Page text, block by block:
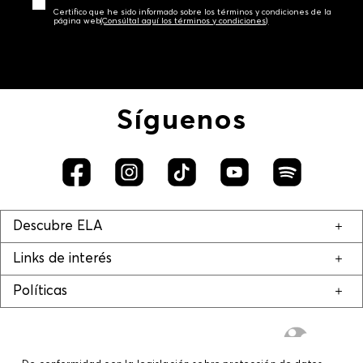
Certifico que he sido informado sobre los términos y condiciones de la
página web‎(Consúltal aquí los términos y condiciones)
Síguenos
Descubre ELA
Links de interés
Políticas